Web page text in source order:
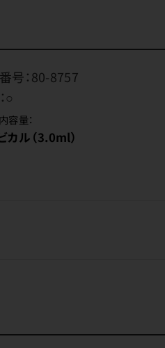
号：80-8757
○
容量：
カル（3.0ml）